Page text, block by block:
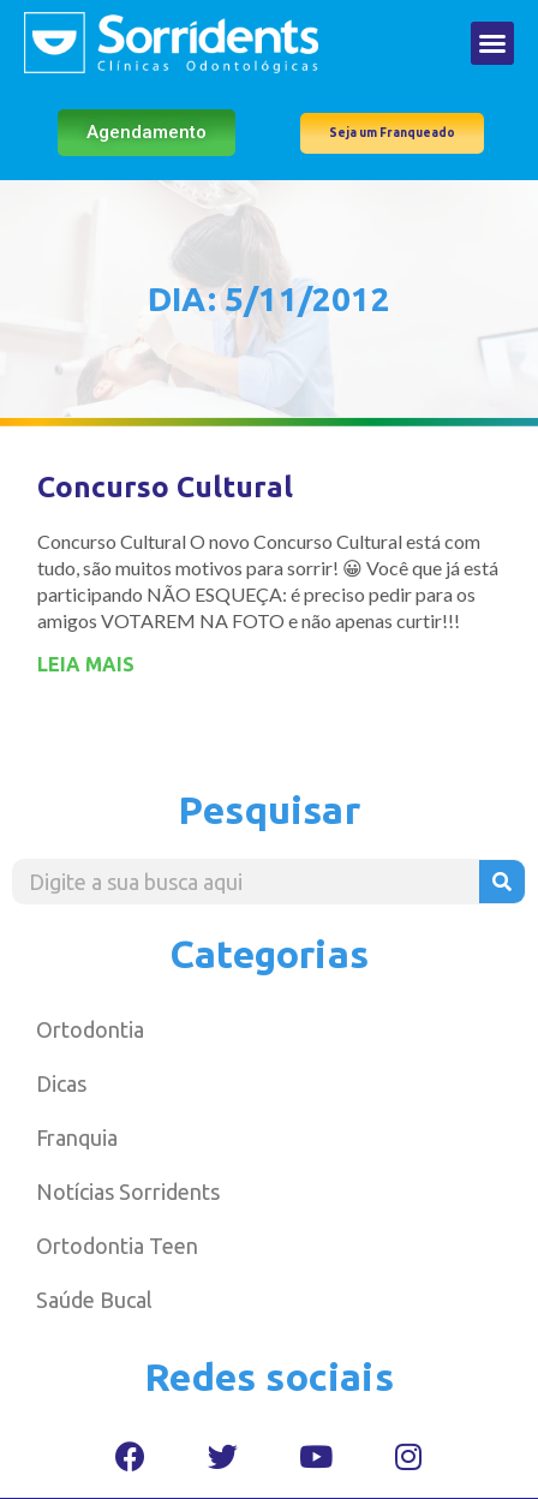
Agendamento Seja um Franqueado
DIA: 5/11/2012
Concurso Cultural
Concurso Cultural O novo Concurso Cultural está com
tudo, são muitos motivos para sorrir! 😀 Você que já está
participando NÃO ESQUEÇA: é preciso pedir para os
amigos VOTAREM NA FOTO e não apenas curtir!!!
LEIA MAIS
Pesquisar
Categorias
Ortodontia
Dicas
Franquia
Notícias Sorridents
Ortodontia Teen
Saúde Bucal
Redes sociais